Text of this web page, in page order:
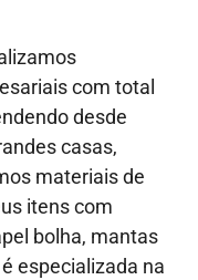
com total
desde
casas,
materiais de
itens com
bolha, mantas
especializada na